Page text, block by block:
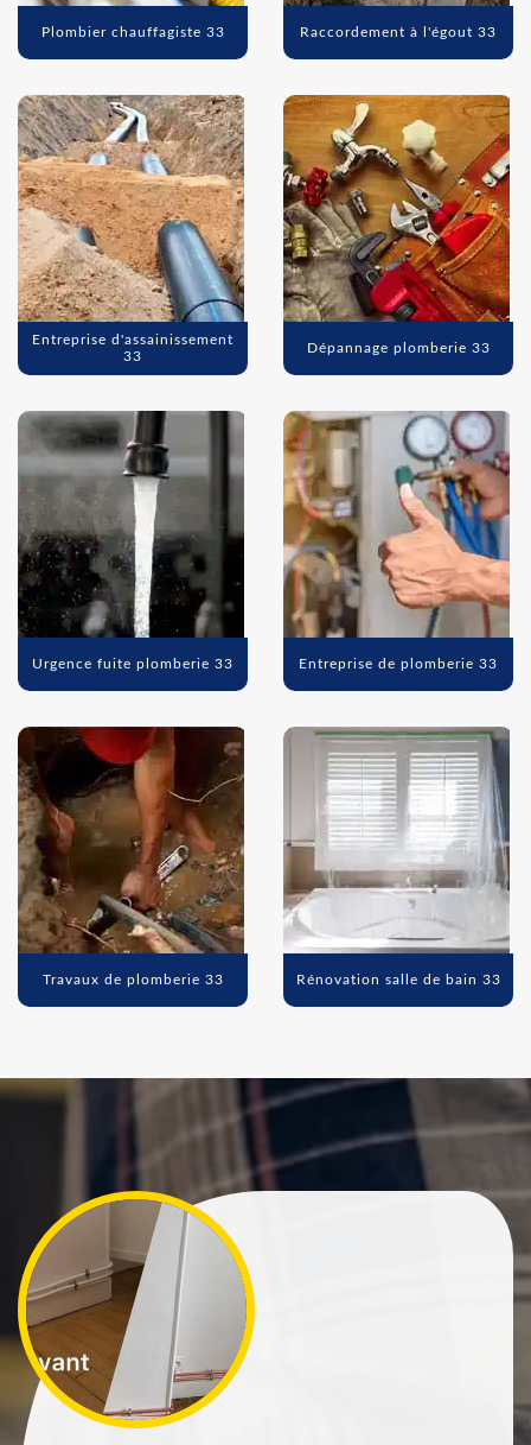
Plombier chauffagiste 33 Raccordement à l'égout 33
Entreprise d'assainissement
33
Dépannage plomberie 33
Urgence fuite plomberie 33 Entreprise de plomberie 33
Travaux de plomberie 33 Rénovation salle de bain 33